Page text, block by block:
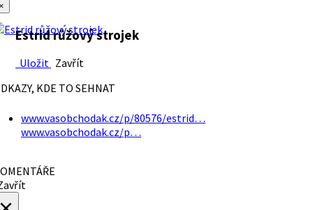
Estrid růžový strojek
Uložit Zavřít
KDE TO SEHNAT
www.vasobchodak.cz/p/80576/estrid…
www.vasobchodak.cz/p…